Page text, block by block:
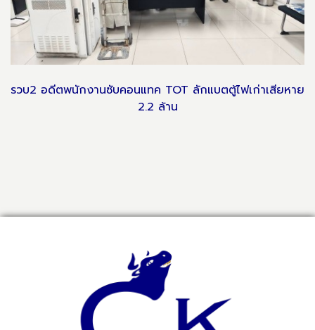
รวบ2 อดีตพนักงานซับคอนแทค TOT ลักแบตตู้ไฟเก่าเสียหาย
2.2 ล้าน